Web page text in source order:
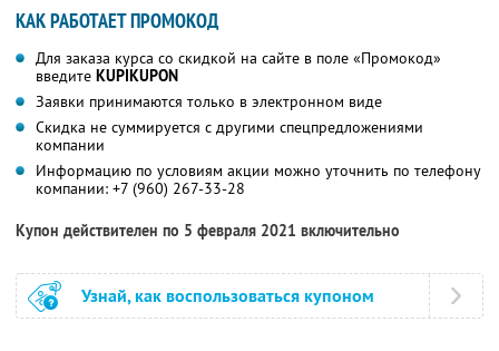
КАК РАБОТАЕТ ПРОМОКОД
Для заказа курса со скидкой на сайте в поле «Промокод»
введите KUPIKUPON
Заявки принимаются только в электронном виде
Скидка не суммируется с другими спецпредложениями
компании
Информацию по условиям акции можно уточнить по телефону
компании: +7 (960) 267-33-28
Купон действителен по 5 февраля 2021 включительно
Узнай, как воспользоваться купоном